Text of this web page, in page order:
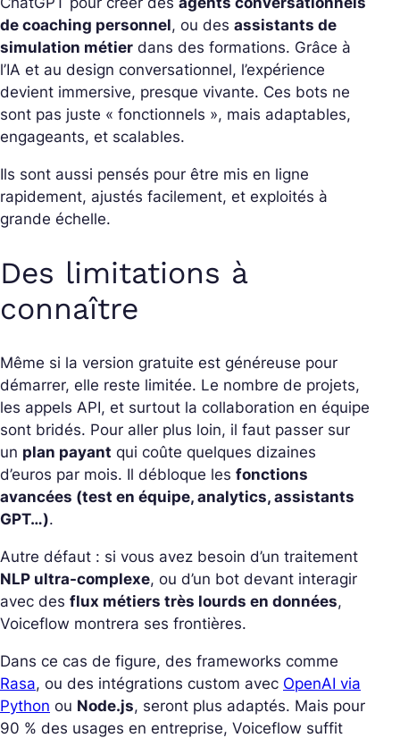
de coaching personnel, ou des assistants de
simulation métier dans des formations. Grâce à
l’IA et au design conversationnel, l’expérience
devient immersive, presque vivante. Ces bots ne
sont pas juste « fonctionnels », mais adaptables,
engageants, et scalables.
Ils sont aussi pensés pour être mis en ligne
rapidement, ajustés facilement, et exploités à
grande échelle.
Des limitations à
connaître
Même si la version gratuite est généreuse pour
démarrer, elle reste limitée. Le nombre de projets,
les appels API, et surtout la collaboration en équipe
sont bridés. Pour aller plus loin, il faut passer sur
un plan payant qui coûte quelques dizaines
d’euros par mois. Il débloque les fonctions
avancées (test en équipe, analytics, assistants
GPT…).
Autre défaut : si vous avez besoin d’un traitement
NLP ultra-complexe, ou d’un bot devant interagir
avec des flux métiers très lourds en données,
Voiceflow montrera ses frontières.
Dans ce cas de figure, des frameworks comme
Rasa, ou des intégrations custom avec OpenAI via
Python ou Node.js, seront plus adaptés. Mais pour
90 % des usages en entreprise, Voiceflow suffit